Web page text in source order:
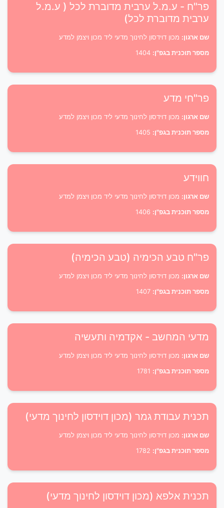
פר"ח - ע.מ.ל ערבית מדוברת לכל ( ע.מ.ל
ערבית מדוברת לכל)
שם ארגון: מכון דוידסון לחינוך מדעי ליד מכון ויצמן למדע
מספר תוכנית בגפ"ן:
פר"חי מדע
שם ארגון: מכון דוידסון לחינוך מדעי ליד מכון ויצמן למדע
מספר תוכנית בגפ"ן:
חווידע
שם ארגון: מכון דוידסון לחינוך מדעי ליד מכון ויצמן למדע
מספר תוכנית בגפ"ן:
פר"ח טבע הכימיה (טבע הכימיה)
שם ארגון: מכון דוידסון לחינוך מדעי ליד מכון ויצמן למדע
מספר תוכנית בגפ"ן:
מדעי המחשב - אקדמיה ותעשיה
שם ארגון: מכון דוידסון לחינוך מדעי ליד מכון ויצמן למדע
מספר תוכנית בגפ"ן:
תכנית עבודת גמר (מכון דוידסון לחינוך מדעי)
שם ארגון: מכון דוידסון לחינוך מדעי ליד מכון ויצמן למדע
מספר תוכנית בגפ"ן:
תכנית אלפא (מכון דוידסון לחינוך מדעי)